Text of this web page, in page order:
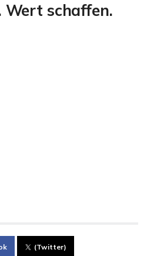
Wert schaffen.
(Twitter)